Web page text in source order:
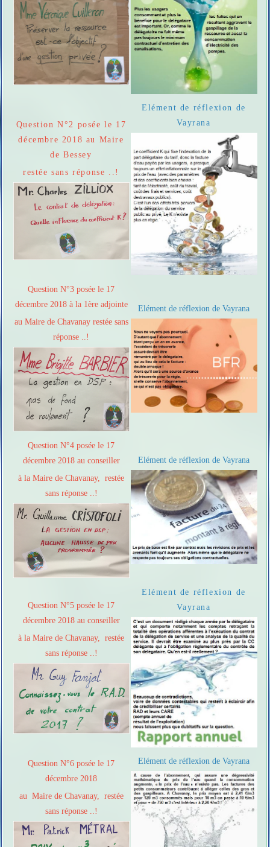
Question N°2 posée le 17
décembre 2018 au Maire
de Bessey
restée sans réponse ..!
Elément de réflexion de
Vayrana
Question N°3 posée le 17
décembre 2018 à la 1ère adjointe
au Maire de Chavanay restée sans
réponse ..!
Elément de réflexion de Vayrana
Question N°4 posée le 17
décembre 2018 au conseiller
à la Maire de Chavanay, restée
sans réponse ..!
Elément de réflexion de Vayrana
Question N°5 posée le 17
décembre 2018 au conseiller
à la Maire de Chavanay, restée
sans réponse ..!
Elément de réflexion de
Vayrana
Question N°6 posée le 17
décembre 2018
au Maire de Chavanay, restée
sans réponse ..!
Elément de réflexion de Vayrana